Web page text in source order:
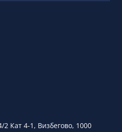
2 Кат 4-1, Визбегово, 1000